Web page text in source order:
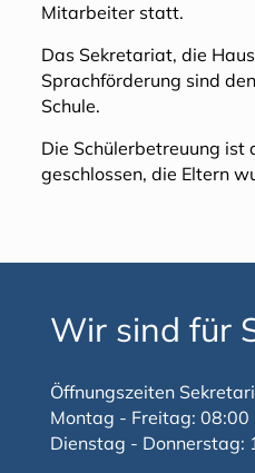
Mitarbeiter statt.
Das Sekretariat, die
Sprachförderung sind
Schule.
Die Schülerbetreuung ist
geschlossen, die Eltern
Wir sind für
Öffnungszeiten
Montag - Freitag: 08:00
Dienstag - Donnerstag: